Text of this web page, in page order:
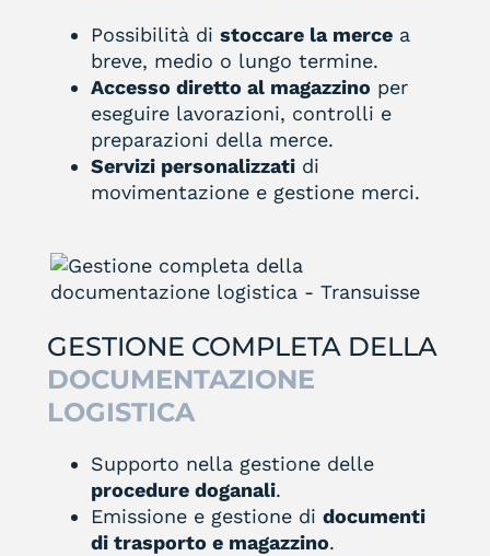
Possibilità di stoccare la mercea
breve, medio o lungo termine.
Accesso diretto al magazzinoper
eseguire lavorazioni, controlli e
preparazioni della merce.
Servizi personalizzatidi
movimentazione e gestione merci.
GESTIONE COMPLETA DELLA
DOCUMENTAZIONE
LOGISTICA
Supporto nella gestione delle
procedure doganali.
Emissione e gestione di documenti
di trasporto e magazzino.